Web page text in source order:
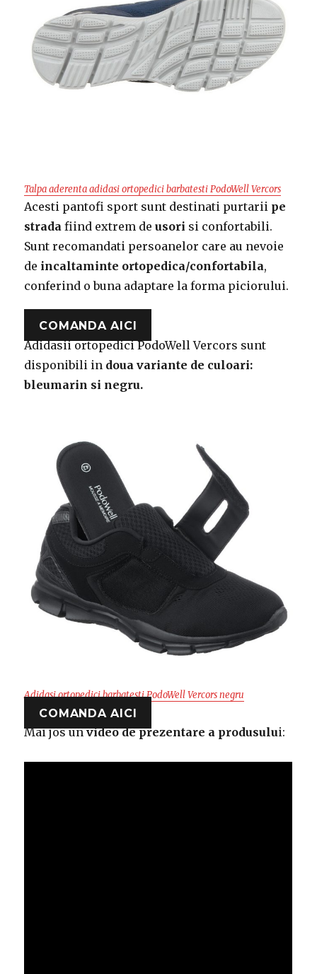
Talpa aderenta adidasi ortopedici barbatesti PodoWell Vercors
Acesti pantofi sport sunt destinati purtarii pe
strada fiind extrem deusori si confortabili.
Sunt recomandati persoanelor care au nevoie
de incaltaminte ortopedica/confortabila,
conferind o buna adaptare la forma piciorului.
COMANDA AICI
Adidasii ortopedici PodoWell Vercors sunt
disponibili in doua variante de culoari:
bleumarin si negru.
Adidasi ortopedici barbatesti PodoWell Vercors negru
COMANDA AICI
Mai jos unvideo de prezentare a produsului: